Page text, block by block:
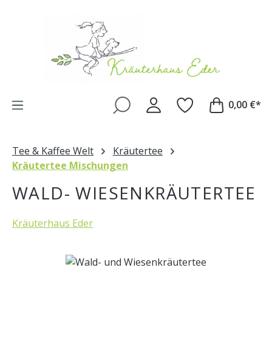
0,00 €*
Tee & Kaffee Welt
Kräutertee
Kräutertee Mischungen
WALD- WIESENKRÄUTERTEE
Kräuterhaus Eder
Bildergalerie überspringen